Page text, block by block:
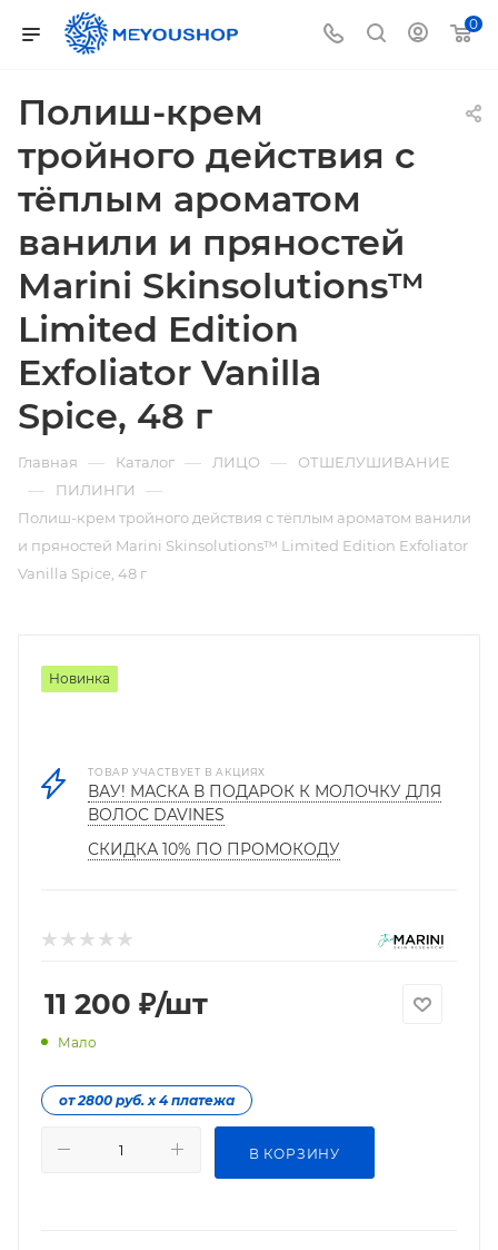
0
Полиш-крем
тройного действия с
тёплым ароматом
ванили и пряностей
Marini Skinsolutions™
Limited Edition
Exfoliator Vanilla
Spice, 48 г
Главная — Каталог — ЛИЦО — ОТШЕЛУШИВАНИЕ
— ПИЛИНГИ —
Полиш-крем тройного действия с тёплым ароматом ванили
и пряностей Marini Skinsolutions™ Limited Edition Exfoliator
Vanilla Spice, 48 г
Новинка
ТОВАР УЧАСТВУЕТ В АКЦИЯХ
ВАУ! МАСКА В ПОДАРОК К МОЛОЧКУ ДЛЯ
ВОЛОС DAVINES
СКИДКА 10% ПО ПРОМОКОДУ
11 200 ₽/шт
Мало
от 2800 руб. х 4 платежа
В КОРЗИНУ